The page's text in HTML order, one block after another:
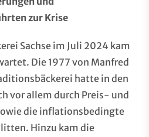
zur Krise
Sachse im Juli 2024 kam
Die 1977 von Manfred
hatte in den
vor allem durch Preis- und
die inflationsbedingte
Hinzu kam die